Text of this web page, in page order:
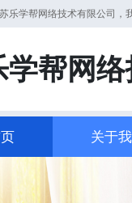
乐学帮网络技术有限公司，
帮网
关于